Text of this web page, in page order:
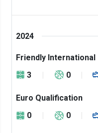
2024
Friendly International
3
0
Euro Qualification
0
0